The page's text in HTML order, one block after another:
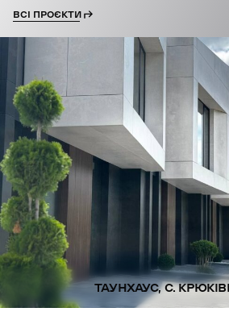
ВСІ ПРОЄКТИ
ТАУНХАУС, С.